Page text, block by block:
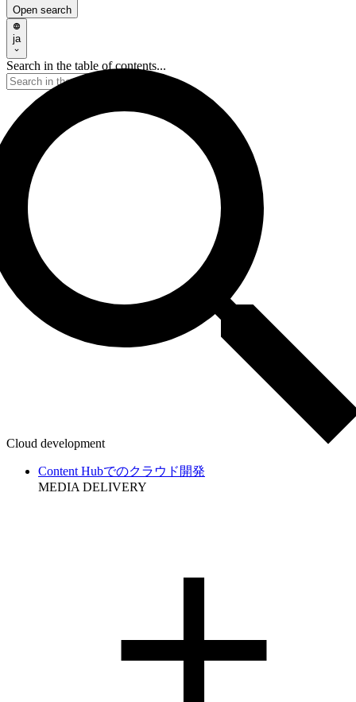
Open search
ja
Search in the table of contents...
Cloud development
Content Hubでのクラウド開発
MEDIA DELIVERY